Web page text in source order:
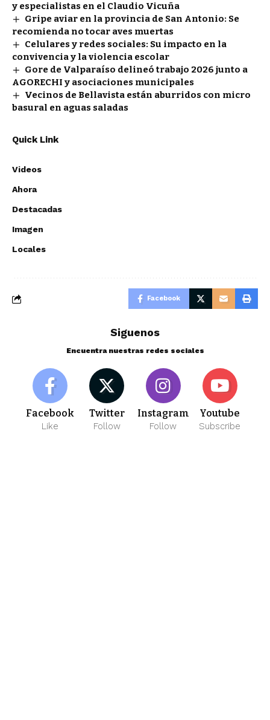
y especialistas en el Claudio Vicuña
Gripe aviar en la provincia de San Antonio: Se
recomienda no tocar aves muertas
Celulares y redes sociales: Su impacto en la
convivencia y la violencia escolar
Gore de Valparaíso delineó trabajo 2026 junto a
AGORECHI y asociaciones municipales
Vecinos de Bellavista están aburridos con micro
basural en aguas saladas
Quick Link
Videos
Ahora
Destacadas
Imagen
Locales
Facebook
Siguenos
Encuentra nuestras redes sociales
Facebook
Like
Twitter
Follow
Instagram
Follow
Youtube
Subscribe